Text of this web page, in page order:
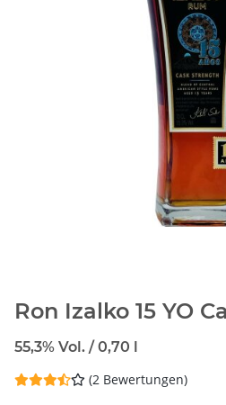
Ron Izalko 15 YO
55,3% Vol. / 0,70 l
(2 Bewertungen)